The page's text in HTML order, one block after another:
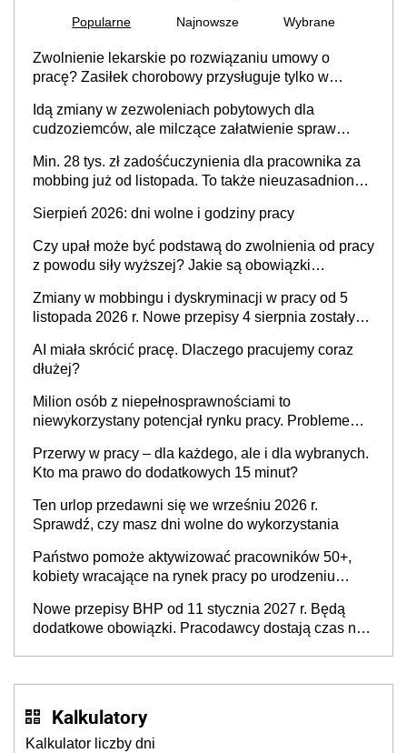
Popularne Najnowsze Wybrane
Zwolnienie lekarskie po rozwiązaniu umowy o
pracę? Zasiłek chorobowy przysługuje tylko w
stosunku pracy
Idą zmiany w zezwoleniach pobytowych dla
cudzoziemców, ale milczące załatwienie spraw
Min. 28 tys. zł zadośćuczynienia dla pracownika za
mobbing już od listopada. To także nieuzasadniona
Sierpień 2026: dni wolne i godziny pracy
Czy upał może być podstawą do zwolnienia od pracy
z powodu siły wyższej? Jakie są obowiązki
Zmiany w mobbingu i dyskryminacji w pracy od 5
listopada 2026 r. Nowe przepisy 4 sierpnia zostały
AI miała skrócić pracę. Dlaczego pracujemy coraz
dłużej?
Milion osób z niepełnosprawnościami to
niewykorzystany potencjał rynku pracy. Problemem
refundacji, ale bariery po stronie systemu i
świadomości pracodawców [WYWIAD]
Przerwy w pracy – dla każdego, ale i dla wybranych.
Kto ma prawo do dodatkowych 15 minut?
Ten urlop przedawni się we wrześniu 2026 r.
Sprawdź, czy masz dni wolne do wykorzystania
Państwo pomoże aktywizować pracowników 50+,
kobiety wracające na rynek pracy po urodzeniu
neuroatypowe. Powstanie Fundusz na rzecz
Inkluzywności w Zatrudnianiu?
Nowe przepisy BHP od 11 stycznia 2027 r. Będą
dodatkowe obowiązki. Pracodawcy dostają czas na
Kalkulatory
Kalkulator liczby dni